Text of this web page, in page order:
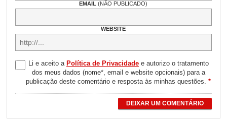
EMAIL(NÃO PUBLICADO)
WEBSITE
Li e aceito a Política de Privacidadee autorizo o tratamento
dos meus dados (nome*, email e website opcionais) para a
publicação deste comentário e resposta às minhas questões.*
DEIXAR UM COMENTÁRIO